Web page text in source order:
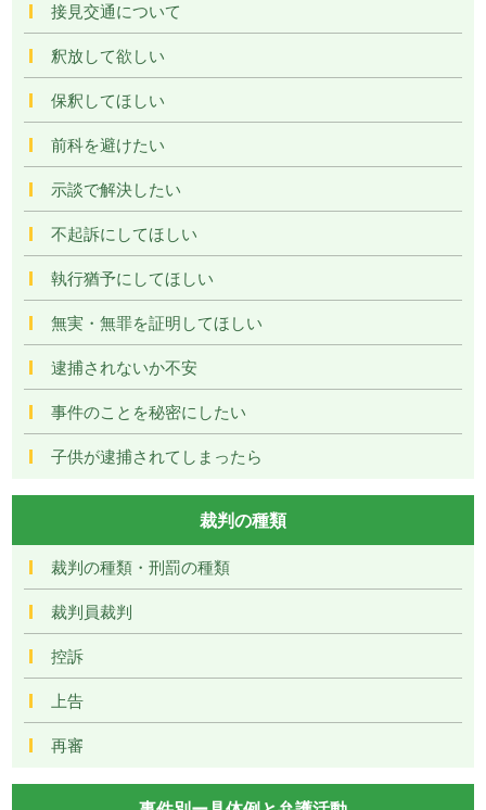
接見交通について
釈放して欲しい
保釈してほしい
前科を避けたい
示談で解決したい
不起訴にしてほしい
執行猶予にしてほしい
無実・無罪を証明してほしい
逮捕されないか不安
事件のことを秘密にしたい
子供が逮捕されてしまったら
裁判の種類
裁判の種類・刑罰の種類
裁判員裁判
控訴
上告
再審